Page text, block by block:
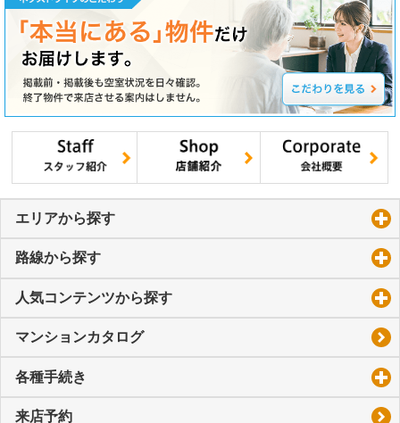
エリアから探す
路線から探す
人気コンテンツから探す
マンションカタログ
各種手続き
来店予約